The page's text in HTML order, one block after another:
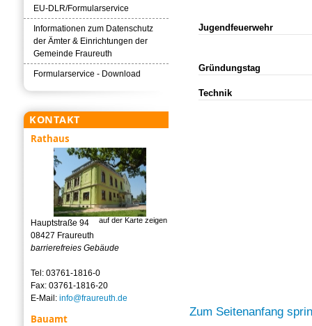
Jugendfeuerwehr
Gründungstag
Technik
Zum Seitenanfang
EU-DLR/Formularservice
Informationen zum Datenschutz
der Ämter & Einrichtungen der
Gemeinde Fraureuth
Formularservice - Download
KONTAKT
Rathaus
auf der Karte zeigen
Hauptstraße 94
08427 Fraureuth
barrierefreies Gebäude
Tel: 03761-1816-0
Fax: 03761-1816-20
E-Mail: info@fraureuth.de
Bauamt